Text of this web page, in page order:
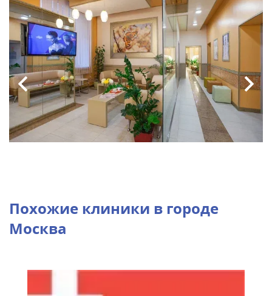
Похожие клиники в городе
Москва